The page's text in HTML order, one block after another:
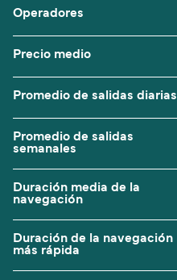
Operadores
Precio medio
Promedio de salidas diarias
Promedio de salidas
semanales
Duración media de la
navegación
Duración de la navegación
más rápida